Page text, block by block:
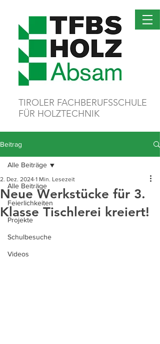
TIROLER FACHBERUFSSCHULE
FÜR HOLZTECHNIK
Beitrag
Alle Beiträge
Feierlichkeiten
Projekte
Schulbesuche
Videos
Alle Beiträge
Neue Werkstücke für 3.
Klasse Tischlerei kreiert!
2. Dez. 2024 1 Min. Lesezeit